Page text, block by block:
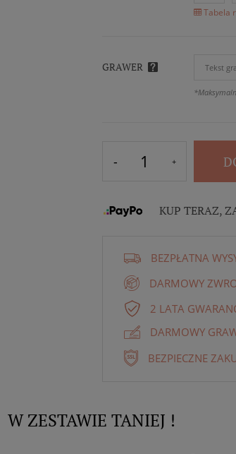
Tabela
GRAWER
KUP TERAZ,
BEZPŁATNA
DARMOWY
2 LATA
DARMOWY
BEZPIECZNE
W ZESTAWIE TANIEJ !